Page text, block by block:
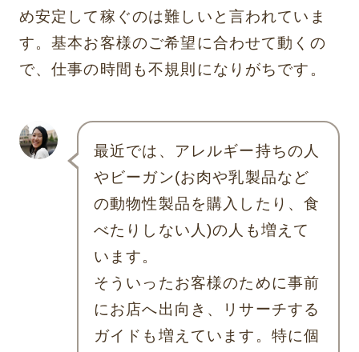
め安定して稼ぐのは難しいと言われていま
す。基本お客様のご希望に合わせて動くの
で、仕事の時間も不規則になりがちです。
最近では、アレルギー持ちの人
やビーガン(お肉や乳製品など
の動物性製品を購入したり、食
べたりしない人)の人も増えて
います。
そういったお客様のために事前
にお店へ出向き、リサーチする
ガイドも増えています。特に個